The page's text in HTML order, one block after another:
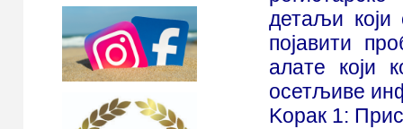
детаљи
појавити
алате који
осетљиве
Kорак 1: